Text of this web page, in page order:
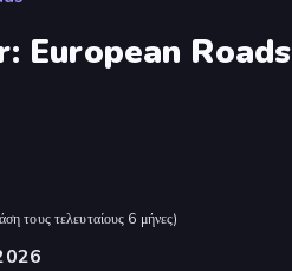
European Roads
τους τελευταίους 6 μήνες)